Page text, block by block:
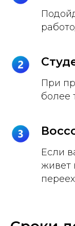
При
более
Если
живет